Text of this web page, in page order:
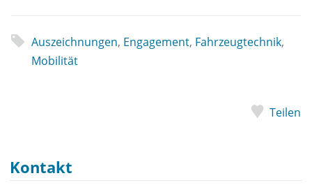
Auszeichnungen, Engagement, Fahrzeugtechnik,
Mobilität
Teilen
Kontakt